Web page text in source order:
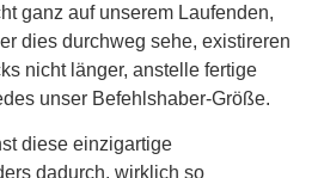
ganz auf unserem Laufenden,
dies durchweg sehe, existireren
nicht länger, anstelle fertige
unser Befehlshaber-Größe.
diese einzigartige
dadurch, wirklich so